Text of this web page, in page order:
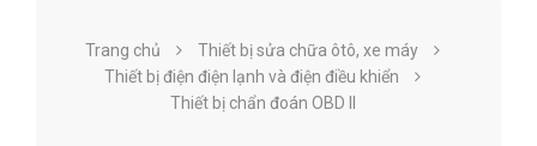
Trang chủ
Thiết bị sửa chữa ôtô, xe máy
Thiết bị điện điện lạnh và điện điều khiển
Thiết bị chẩn đoán OBD II